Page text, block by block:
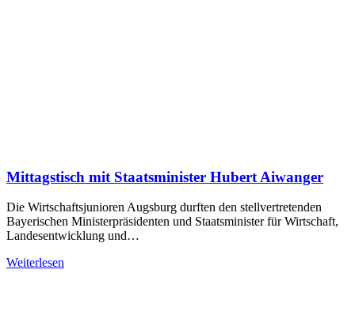
Mittagstisch mit Staatsminister Hubert Aiwanger
Die Wirtschaftsjunioren Augsburg durften den stellvertretenden
Bayerischen Ministerpräsidenten und Staatsminister für Wirtschaft,
Landesentwicklung und…
Weiterlesen